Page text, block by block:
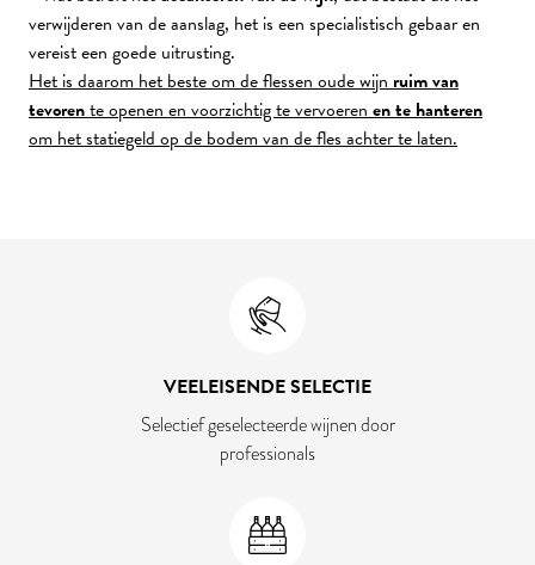
verwijderen van de aanslag, het is een specialistisch gebaar en
vereist een goede uitrusting.
Het is daarom het beste om de flessen oude wijnruim van
tevorente openen en voorzichtig te vervoerenen te hanteren
om het statiegeld op de bodem van de fles achter te laten.
VEELEISENDE SELECTIE
Selectief geselecteerde wijnen door
professionals